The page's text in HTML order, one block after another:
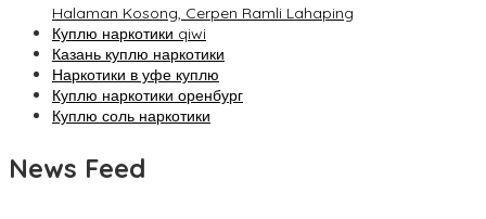
Halaman Kosong, Cerpen Ramli Lahaping
Куплю наркотики qiwi
Казань куплю наркотики
Наркотики в уфе куплю
Куплю наркотики оренбург
Куплю соль наркотики
News Feed